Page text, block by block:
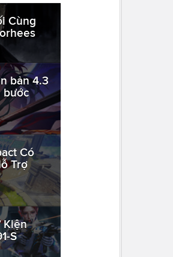
Cùng
bản 4.3
bước
Có
Trợ
Kiện
S